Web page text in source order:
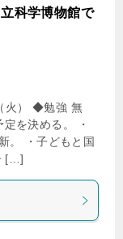
科学博物館で
火） ◆勉強 無
を決める。 ・
。 ・子どもと国
[…]